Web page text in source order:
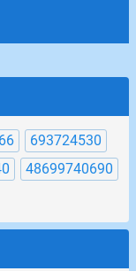
693724530
48699740690